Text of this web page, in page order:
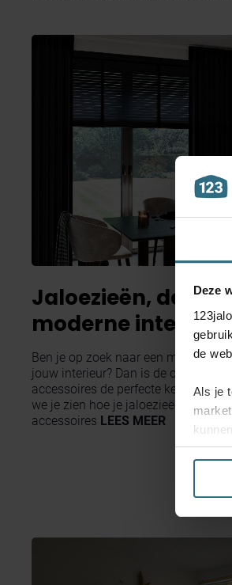
Deze
de
Als je
Kies
Jaloezieën, de
moderne
Ben je op zoek naar een moderne
jouw interieur? Dan is de combinatie
accessoires de perfecte keuze voor
we je zien hoe je jaloezieën kunt
accessoires LEES MEER